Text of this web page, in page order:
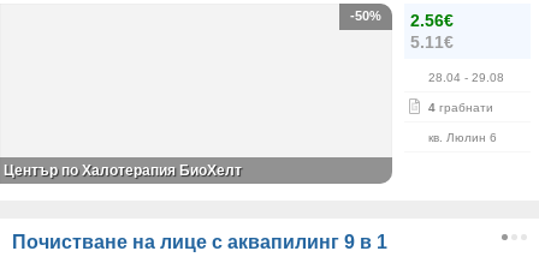
2.56€
5.11€
28.04 - 29.08
4 грабнати
кв. Люлин 6
-50%
Център по Халотерапия БиоХелт
Почистване на лице с аквапилинг 9 в 1